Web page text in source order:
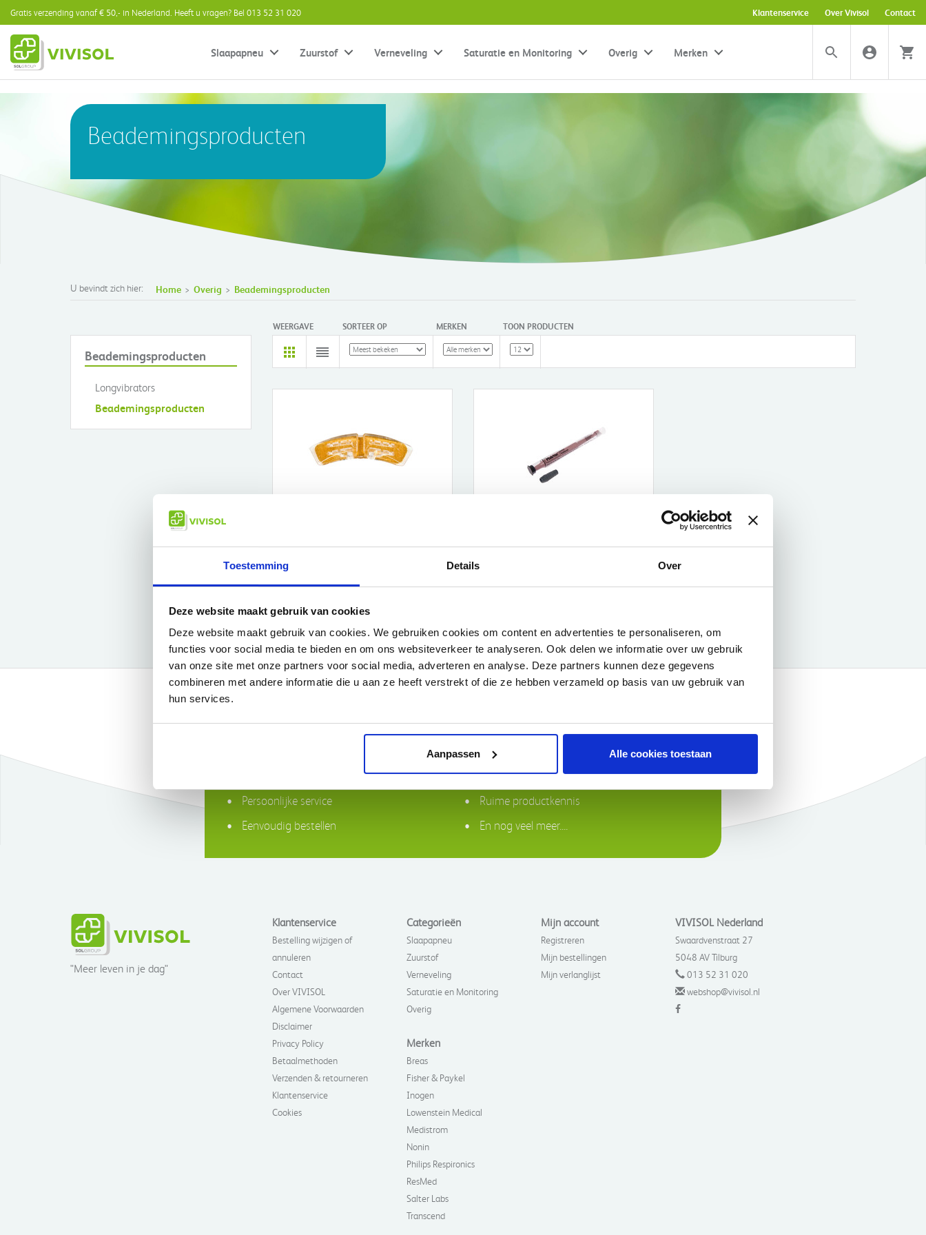
Toestemming Details Over
Deze website maakt gebruik van cookies
Deze website maakt gebruik van cookies. We gebruiken cookies om content en advertenties te personaliseren, om
functies voor social media te bieden en om ons websiteverkeer te analyseren. Ook delen we informatie over uw gebruik
van onze site met onze partners voor social media, adverteren en analyse. Deze partners kunnen deze gegevens
combineren met andere informatie die u aan ze heeft verstrekt of die ze hebben verzameld op basis van uw gebruik van
hun services.
Aanpassen Alle cookies toestaan
Gratis verzending vanaf € 50,- in Nederland. Heeft u vragen? Bel 013 52 31 020 Klantenservice Over Vivisol Contact
Slaapapneu Zuurstof Verneveling Saturatie en Monitoring Overig Merken
Beademingsproducten
U bevindt zich hier: Home Overig Beademingsproducten
Beademingsproducten
Longvibrators
Beademingsproducten
WEERGAVE SORTEER OP MERKEN TOON PRODUCTEN
MC EUROPE
Meer informatie
FAHL
Meer informatie
Waarom VIVISOL?
Gratis bezorging in Nederland boven €50,-
Compleet assortiment
Persoonlijke service
Ruime productkennis
Eenvoudig bestellen
En nog veel meer....
"Meer leven in je dag"
Klantenservice
Bestelling wijzigen of
annuleren
Contact
Over VIVISOL
Algemene Voorwaarden
Disclaimer
Privacy Policy
Betaalmethoden
Verzenden & retourneren
Klantenservice
Cookies
Categorieën
Slaapapneu
Zuurstof
Verneveling
Saturatie en Monitoring
Overig
Merken
Breas
Fisher & Paykel
Inogen
Lowenstein Medical
Medistrom
Nonin
Philips Respironics
ResMed
Salter Labs
Transcend
Mijn account
Registreren
Mijn bestellingen
Mijn verlanglijst
VIVISOL Nederland
Swaardvenstraat 27
5048 AV Tilburg
013 52 31 020
webshop@vivisol.nl